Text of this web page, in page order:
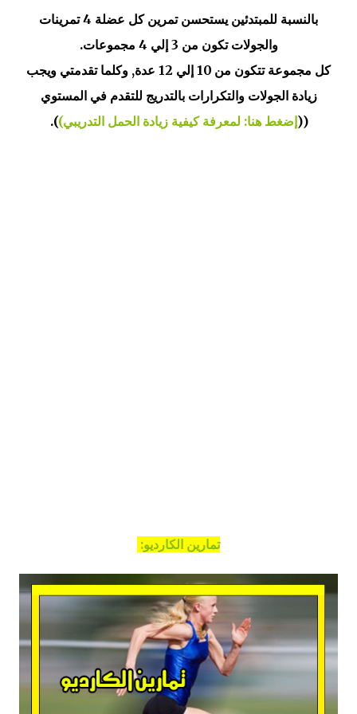
بالنسبة للمبتدئين يستحسن تمرين كل عضلة 4 تمرينات
والجولات تكون من 3 إلي 4 مجموعات.
كل مجموعة تتكون من 10 إلي 12 عدة, وكلما تقدمتي ويجب
زيادة الجولات والتكرارات بالتدريج للتقدم في المستوي
((إضغط هنا: لمعرفة كيفية زيادة الحمل التدريبي)).
تمارين الكارديو: